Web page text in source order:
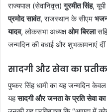
राज्यपाल (सेवानिवृत्त)गुरमीत सिंह,
प्रमोद सावंत, राजस्थान के सीएम
यादव, लोकसभा अध्यक्षओम बिरला
जन्मदिन की बधाई और शुभकामनाएं
सादगी और सेवा का प्रतीक
पुष्कर सिंह धामी का यह जन्मदिन
यहसादगी और जनता के प्रति सेवा